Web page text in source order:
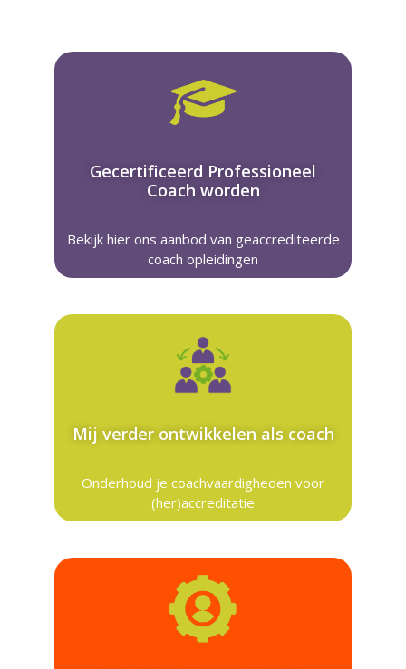
Gecertificeerd Professioneel
Coach worden
Bekijk hier ons aanbod van geaccrediteerde
coach opleidingen
Mij verder ontwikkelen als coach
Onderhoud je coachvaardigheden voor
(her)accreditatie